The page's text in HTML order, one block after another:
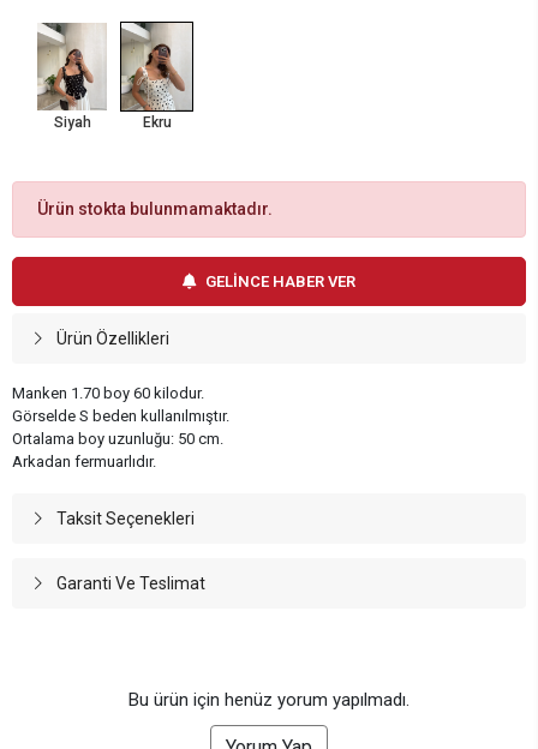
Siyah Ekru
Ürün stokta bulunmamaktadır.
GELİNCE HABER VER
Ürün Özellikleri
Manken 1.70 boy 60 kilodur.
Görselde S beden kullanılmıştır.
Ortalama boy uzunluğu: 50 cm.
Arkadan fermuarlıdır.
Taksit Seçenekleri
Garanti Ve Teslimat
Bu ürün için henüz yorum yapılmadı.